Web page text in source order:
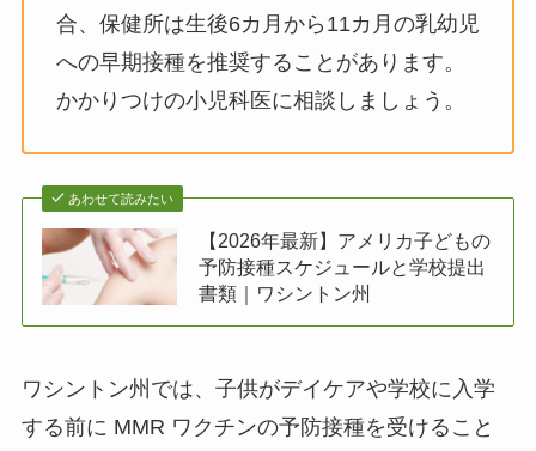
合、保健所は生後6カ月から11カ月の乳幼児
への早期接種を推奨することがあります。
かかりつけの小児科医に相談しましょう。
あわせて読みたい
【2026年最新】アメリカ子どもの
予防接種スケジュールと学校提出
書類｜ワシントン州
ワシントン州では、子供がデイケアや学校に入学
する前に MMR ワクチンの予防接種を受けること